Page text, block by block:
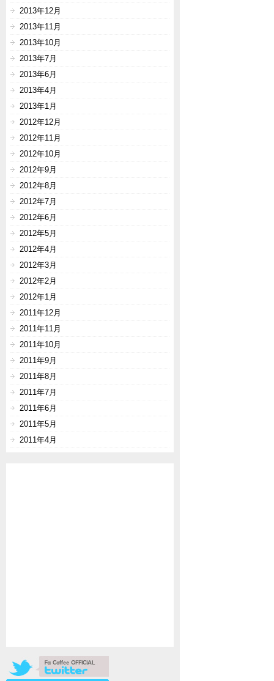
2013年12月
2013年11月
2013年10月
2013年7月
2013年6月
2013年4月
2013年1月
2012年12月
2012年11月
2012年10月
2012年9月
2012年8月
2012年7月
2012年6月
2012年5月
2012年4月
2012年3月
2012年2月
2012年1月
2011年12月
2011年11月
2011年10月
2011年9月
2011年8月
2011年7月
2011年6月
2011年5月
2011年4月